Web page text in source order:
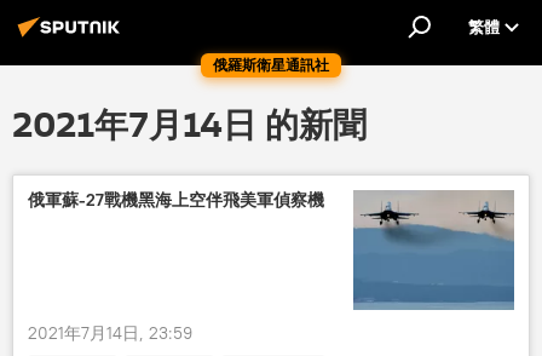
俄羅斯衛星通訊社
繁體
2021年7月14日 的新聞
俄軍蘇-27戰機黑海上空伴飛美軍偵察機
2021年7月14日, 23:59